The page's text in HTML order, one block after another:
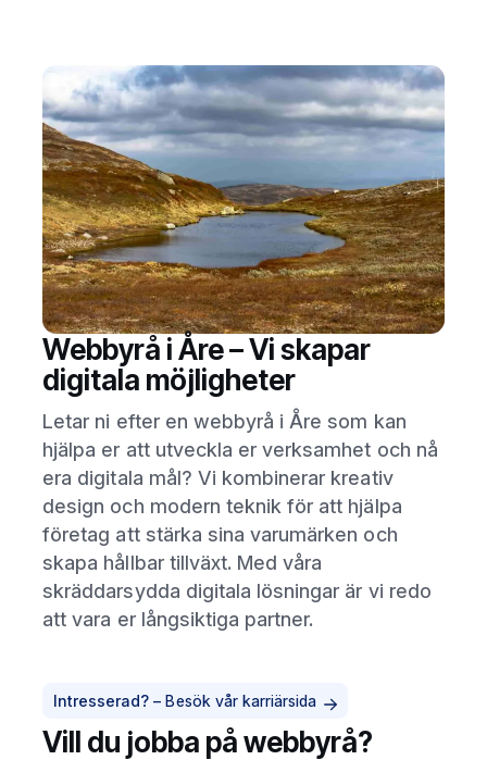
Webbyrå i Åre – Vi skapar
digitala möjligheter
Letar ni efter en webbyrå i Åre som kan
hjälpa er att utveckla er verksamhet och nå
era digitala mål? Vi kombinerar kreativ
design och modern teknik för att hjälpa
företag att stärka sina varumärken och
skapa hållbar tillväxt. Med våra
skräddarsydda digitala lösningar är vi redo
att vara er långsiktiga partner.
Intresserad? – Besök vår karriärsida
Vill du jobba på webbyrå?